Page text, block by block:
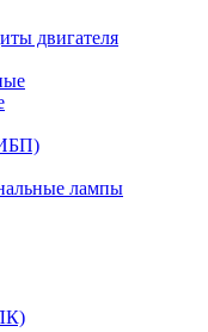
двигателя
лампы